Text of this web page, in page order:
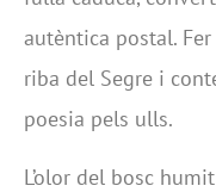
autèntica postal.
riba del Segre i
poesia pels ulls.
L’olor del bosc